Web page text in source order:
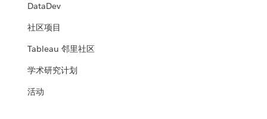
DataDev
社区项目
Tableau 邻里社区
学术研究计划
活动